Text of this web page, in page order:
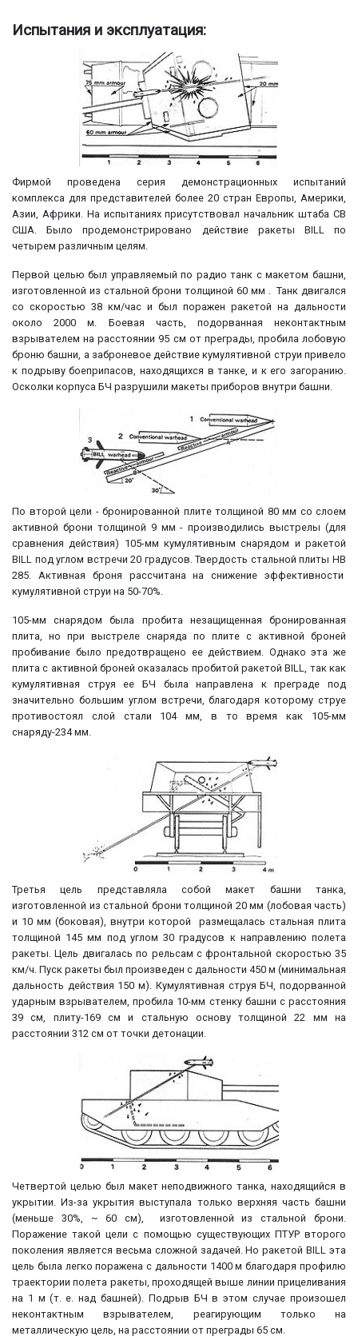
Испытания и эксплуатация:
Фирмой проведена серия демонстрационных испытаний
комплекса для представителей более 20 стран Европы, Америки,
Азии, Африки. На испытаниях присутствовал начальник штаба СВ
США. Было продемонстрировано действие ракеты BILL по
четырем различным целям.
Первой целью был управляемый по радио танк с макетом башни,
изготовленной из стальной брони толщиной 60 мм . Танк двигался
со скоростью 38 км/час и был поражен ракетой на дальности
около 2000 м. Боевая часть, подорванная неконтактным
взрывателем на расстоянии 95 см от преграды, пробила лобовую
броню башни, а заброневое действие кумулятивной струи привело
к подрыву боеприпасов, находящихся в танке, и к его загоранию.
Осколки корпуса БЧ разрушили макеты приборов внутри башни.
По второй цели - бронированной плите толщиной 80 мм со слоем
активной брони толщиной 9 мм - производились выстрелы (для
сравнения действия) 105-мм кумулятивным снарядом и ракетой
BILL под углом встречи 20 градусов. Твердость стальной плиты НВ
285. Активная броня рассчитана на снижение эффективности
кумулятивной струи на 50-70%.
105-мм снарядом была пробита незащищенная бронированная
плита, но при выстреле снаряда по плите с активной броней
пробивание было предотвращено ее действием. Однако эта же
плита с активной броней оказалась пробитой ракетой BILL, так как
кумулятивная струя ее БЧ была направлена к преграде под
значительно большим углом встречи, благодаря которому струе
противостоял слой стали 104 мм, в то время как 105-мм
снаряду-234 мм.
Третья цель представляла собой макет башни танка,
изготовленной из стальной брони толщиной 20 мм (лобовая часть)
и 10 мм (боковая), внутри которой размещалась стальная плита
толщиной 145 мм под углом 30 градусов к направлению полета
ракеты. Цель двигалась по рельсам с фронтальной скоростью 35
км/ч. Пуск ракеты был произведен с дальности 450 м (минимальная
дальность действия 150 м). Кумулятивная струя БЧ, подорванной
ударным взрывателем, пробила 10-мм стенку башни с расстояния
39 см, плиту-169 см и стальную основу толщиной 22 мм на
расстоянии 312 см от точки детонации.
Четвертой целью был макет неподвижного танка, находящийся в
укрытии. Из-за укрытия выступала только верхняя часть башни
(меньше 30%, ~ 60 см), изготовленной из стальной брони.
Поражение такой цели с помощью существующих ПТУР второго
поколения является весьма сложной задачей. Но ракетой BILL эта
цель была легко поражена с дальности 1400 м благодаря профилю
траектории полета ракеты, проходящей выше линии прицеливания
на 1 м (т. е. над башней). Подрыв БЧ в этом случае произошел
неконтактным взрывателем, реагирующим только на
металлическую цель, на расстоянии от преграды 65 см.